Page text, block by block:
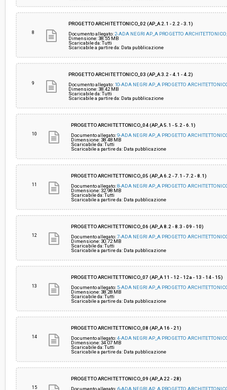
8
PROGETTO ARCHITETTONICO_02 (AP_A 2.1 - 2.2 - 3.1)
Documento allegato:2-ADA NEGRI AP_A PROGETTO
Dimensione: 38.55 MB
Scaricabile da: Tutti
Scaricabile a partire da: Data pubblicazione
9
PROGETTO ARCHITETTONICO_03 (AP_A 3.2 - 4.1 - 4.2)
Documento allegato: 10-ADA NEGRI AP_A PROGETTO
Dimensione: 38.42 MB
Scaricabile da: Tutti
Scaricabile a partire da: Data pubblicazione
10
PROGETTO ARCHITETTONICO_04 (AP_A 5.1 - 5.2 - 6.1)
Documento allegato:9-ADA NEGRI AP_A PROGETTO
Dimensione: 38.48 MB
Scaricabile da: Tutti
Scaricabile a partire da: Data pubblicazione
11
PROGETTO ARCHITETTONICO_05 (AP_A 6.2 - 7.1 - 7.2 - 8.1)
Documento allegato:8-ADA NEGRI AP_A PROGETTO
Dimensione: 32.98 MB
Scaricabile da: Tutti
Scaricabile a partire da: Data pubblicazione
12
PROGETTO ARCHITETTONICO_06 (AP_A 8.2 - 8.3 - 09 - 10)
Documento allegato:7-ADA NEGRI AP_A PROGETTO
Dimensione: 30.72 MB
Scaricabile da: Tutti
Scaricabile a partire da: Data pubblicazione
13
PROGETTO ARCHITETTONICO_07 (AP_A 11 - 12 - 12a - 13 - 14 - 15)
Documento allegato:5-ADA NEGRI AP_A PROGETTO
Dimensione: 38.28 MB
Scaricabile da: Tutti
Scaricabile a partire da: Data pubblicazione
14
PROGETTO ARCHITETTONICO_08 (AP_A 16 - 21)
Documento allegato:4-ADA NEGRI AP_A PROGETTO
Dimensione: 34.07 MB
Scaricabile da: Tutti
Scaricabile a partire da: Data pubblicazione
15
PROGETTO ARCHITETTONICO_09 (AP_A 22 - 28)
Documento allegato: 6-ADA NEGRI AP_A PROGETTO